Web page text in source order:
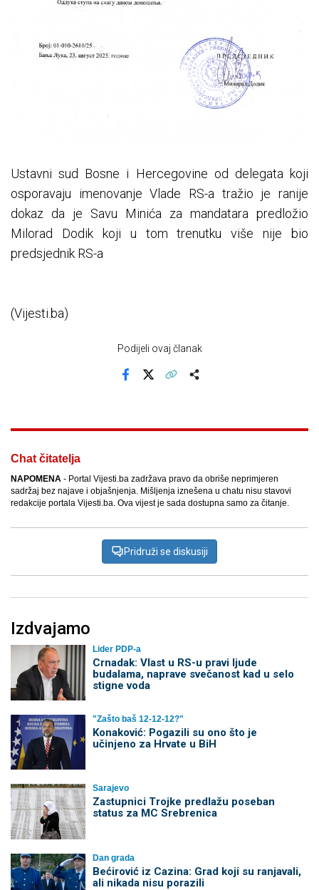
Ustavni sud Bosne i Hercegovine od delegata koji
osporavaju imenovanje Vlade RS-a tražio je ranije
dokaz da je Savu Minića za mandatara predložio
Milorad Dodik koji u tom trenutku više nije bio
predsjednik RS-a
(Vijesti.ba)
Podijeli ovaj članak
Facebook
Chat čitatelja
NAPOMENA - Portal Vijesti.ba zadržava pravo da obriše neprimjeren
sadržaj bez najave i objašnjenja. Mišljenja iznešena u chatu nisu stavovi
redakcije portala Vijesti.ba. Ova vijest je sada dostupna samo za čitanje.
Pridruži se diskusiji
Izdvajamo
Lider PDP-a
Crnadak: Vlast u RS-u pravi ljude
budalama, naprave svečanost kad u selo
stigne voda
"Zašto baš 12-12-12?"
Konaković: Pogazili su ono što je
učinjeno za Hrvate u BiH
Sarajevo
Zastupnici Trojke predlažu poseban
status za MC Srebrenica
Dan grada
Bećirović iz Cazina: Grad koji su ranjavali,
ali nikada nisu porazili